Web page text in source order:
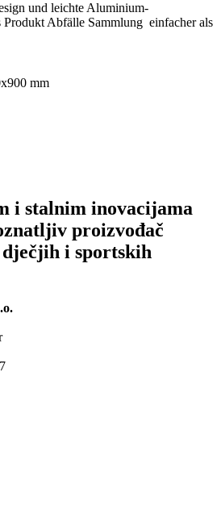
und leichte Aluminium-
Produkt Abfälle Sammlung einfacher als
mm
i stalnim inovacijama
proizvođač
i sportskih